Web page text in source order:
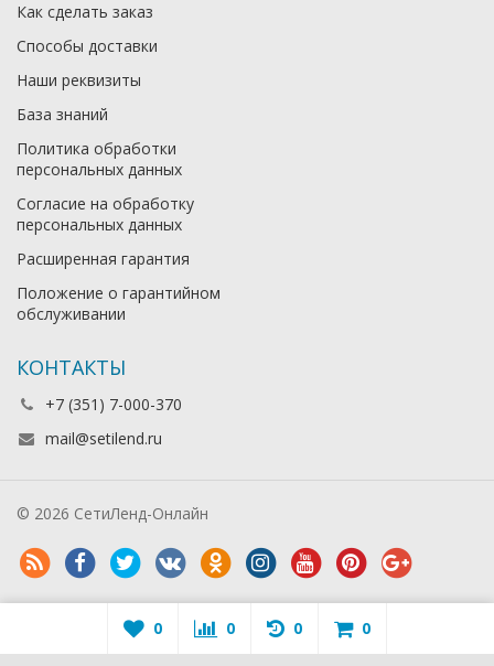
Как сделать заказ
Способы доставки
Наши реквизиты
База знаний
Политика обработки
персональных данных
Согласие на обработку
персональных данных
Расширенная гарантия
Положение о гарантийном
обслуживании
КОНТАКТЫ
+7 (351) 7-000-370
mail@setilend.ru
© 2026 СетиЛенд-Онлайн
0 0 0 0